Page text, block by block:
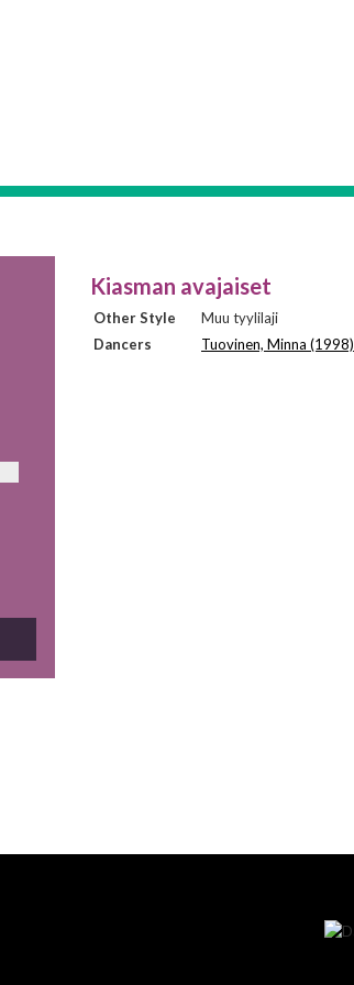
Kiasman avajaiset
Other Style
Muu tyylilaji
Dancers
Tuovinen, Minna (1998)